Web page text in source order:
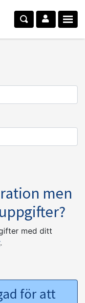
men
med ditt
.
för att